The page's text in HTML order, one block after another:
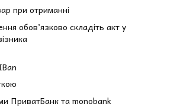
при отриманні
обов’язково складіть акт у
ПриватБанк та monobank